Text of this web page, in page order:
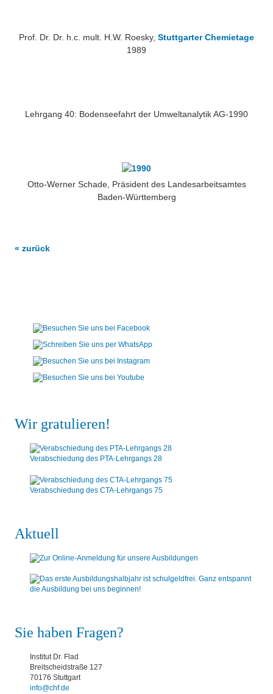
Prof. Dr. Dr. h.c. mult. H.W. Roesky, Stuttgarter Chemietage
1989
Lehrgang 40: Bodenseefahrt der Umweltanalytik AG-1990
Otto-Werner Schade, Präsident des Landesarbeitsamtes
Baden-Württemberg
« zurück
Wir gratulieren!
Verabschiedung des PTA-Lehrgangs 28
Verabschiedung des CTA-Lehrgangs 75
Aktuell
Sie haben Fragen?
Institut Dr. Flad
Breitscheidstraße 127
70176 Stuttgart
info@chf.de